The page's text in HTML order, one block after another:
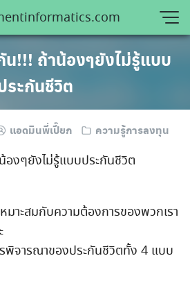
!!! ถ้าน้องๆยังไม่รู้แบบ
ระกันชีวิต
แอดมินพี่เปี๊ยก ความรู้การลงทุน
องๆยังไม่รู้แบบประกันชีวิต
มาะสมกับความต้องการของพวกเรา
พิจารณาของประกันชีวิตทั้ง 4 แบบ